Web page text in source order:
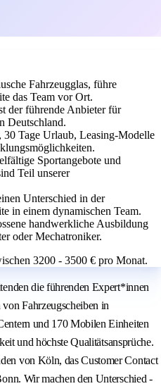
Fahrzeugglas, führe
das Team vor Ort.
der führende Anbieter für
Deutschland.
30 Tage Urlaub, Leasing-Modelle
Sportangebote und
Teil unserer
Unterschied in der
in einem dynamischen Team.
handwerkliche Ausbildung
oder Mechatroniker.
3200 - 3500 € pro Monat.
die führenden Expert*innen
Fahrzeugscheiben in
und 170 Mobilen Einheiten
und höchste Qualitätsansprüche.
von Köln, das Customer Contact
Wir machen den Unterschied -